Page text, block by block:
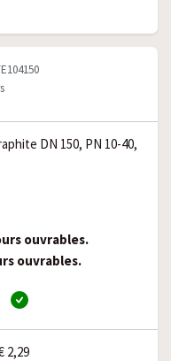
DN 150, PN 10-40,
ouvrables.
ouvrables.
2,29